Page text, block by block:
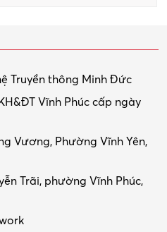
Truyền thông Minh Đức
Vĩnh Phúc cấp ngày
Vương, Phường Vĩnh Yên,
Trãi, phường Vĩnh Phúc,